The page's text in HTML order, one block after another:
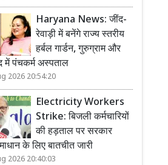
Haryana News: जींद-
रेवाड़ी में बनेंगे राज्य स्तरीय
हर्बल गार्डन, गुरुग्राम और
में पंचकर्म अस्पताल
2026 20:54:20
Electricity Workers
Strike: बिजली कर्मचारियों
की हड़ताल पर सरकार
के लिए बातचीत जारी
2026 20:40:03